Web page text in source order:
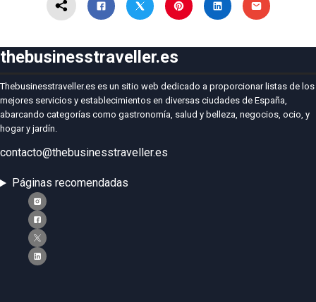
thebusinesstraveller.es
Thebusinesstraveller.es es un sitio web dedicado a proporcionar listas de los
mejores servicios y establecimientos en diversas ciudades de España,
abarcando categorías como gastronomía, salud y belleza, negocios, ocio, y
hogar y jardín.
contacto@thebusinesstraveller.es
Páginas recomendadas